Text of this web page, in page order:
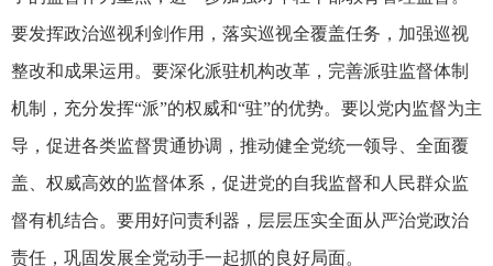
要发挥政治巡视利剑作用，落实巡视全覆盖任务，加强巡视
整改和成果运用。要深化派驻机构改革，完善派驻监督体制
机制，充分发挥“派”的权威和“驻”的优势。要以党内监督为主
导，促进各类监督贯通协调，推动健全党统一领导、全面覆
盖、权威高效的监督体系，促进党的自我监督和人民群众监
督有机结合。要用好问责利器，层层压实全面从严治党政治
责任，巩固发展全党动手一起抓的良好局面。